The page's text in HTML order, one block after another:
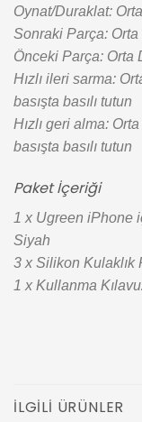
Oynat/Duraklat:
Sonraki Parça:
Önceki Parça: Orta
Hızlı ileri sarma:
basışta basılı tutun
Hızlı geri alma:
basışta basılı tutun
Paket İçeriği
1 x Ugreen iPhone
Siyah
3 x Silikon Kulaklık
1 x Kullanma
İLGILI ÜRÜNLER